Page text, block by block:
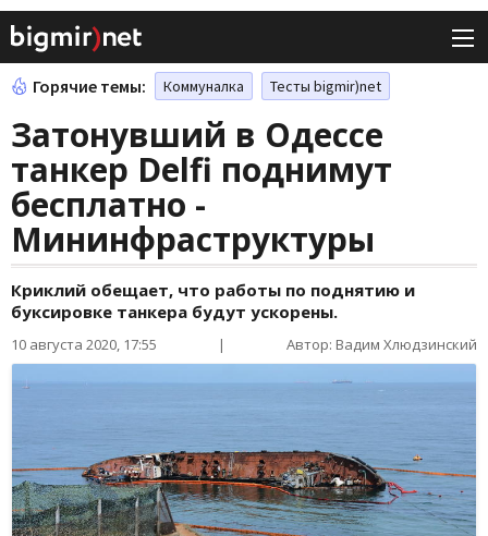
Горячие темы: Коммуналка Тесты bigmir)net
Затонувший в Одессе
танкер Delfi поднимут
бесплатно -
Мининфраструктуры
Криклий обещает, что работы по поднятию и
буксировке танкера будут ускорены.
10 августа 2020, 17:55 | Автор: Вадим Хлюдзинский